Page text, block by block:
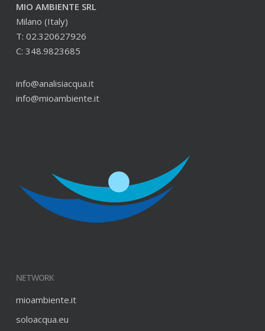
MIO AMBIENTE SRL
Milano (Italy)
T: 02.320627926
C: 348.9823685
info@analisiacqua.it
info@mioambiente.it
NETWORK
mioambiente.it
soloacqua.eu